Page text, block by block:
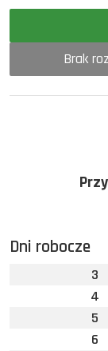
Brak
Dni robocze
3
4
5
6